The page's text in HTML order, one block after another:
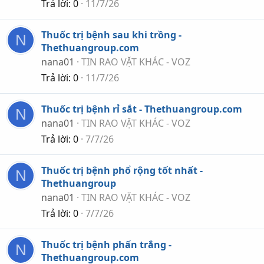
Trả lời 0 11/7/26
N
Thuốc trị bệnh sau khi trồng -
Thethuangroup.com
nana01
TIN RAO VẶT KHÁC - VOZ
Trả lời 0 11/7/26
N
Thuốc trị bệnh rỉ sắt - Thethuangroup.com
nana01
TIN RAO VẶT KHÁC - VOZ
Trả lời 0 7/7/26
N
Thuốc trị bệnh phổ rộng tốt nhất -
Thethuangroup
nana01
TIN RAO VẶT KHÁC - VOZ
Trả lời 0 7/7/26
N
Thuốc trị bệnh phấn trắng -
Thethuangroup.com